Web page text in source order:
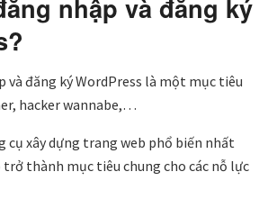
nhập và đăng ký
và đăng ký WordPress là một mục tiêu
hacker wannabe,…
cụ xây dựng trang web phổ biến nhất
thành mục tiêu chung cho các nỗ lực